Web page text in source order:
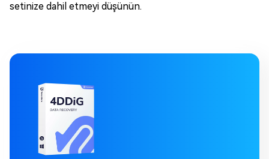
setinize dahil etmeyi düşünün.